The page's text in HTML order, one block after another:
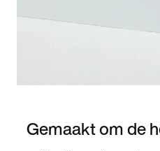
Gemaakt om de